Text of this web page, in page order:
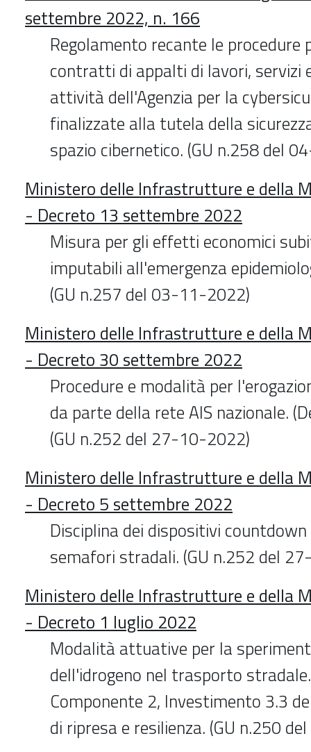
settembre 2022, n. 166
Regolamento recante le procedure
contratti di appalti di lavori, servizi
attività dell'Agenzia per la
finalizzate alla tutela della
spazio cibernetico. (GU n.258 del
Ministero delle Infrastrutture e della
- Decreto 13 settembre 2022
Misura per gli effetti economici
imputabili all'emergenza
(GU n.257 del 03-11-2022)
Ministero delle Infrastrutture e della
- Decreto 30 settembre 2022
Procedure e modalità per
da parte della rete AIS nazionale.
(GU n.252 del 27-10-2022)
Ministero delle Infrastrutture e della
- Decreto 5 settembre 2022
Disciplina dei dispositivi
semafori stradali. (GU n.252 del
Ministero delle Infrastrutture e della
- Decreto 1 luglio 2022
Modalità attuative per la
dell'idrogeno nel trasporto
Componente 2, Investimento 3.3
di ripresa e resilienza. (GU n.250